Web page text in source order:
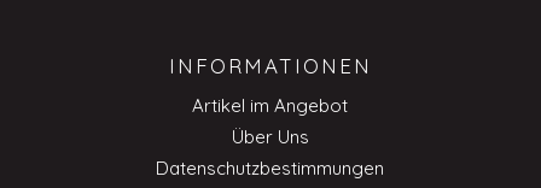
INFORMATIONEN
Artikel im Angebot
Über Uns
Datenschutzbestimmungen